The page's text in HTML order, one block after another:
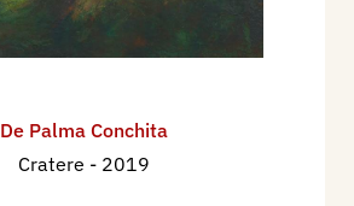
De Palma Conchita
Cratere - 2019